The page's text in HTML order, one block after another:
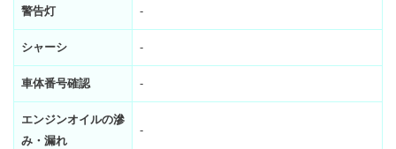
警告灯 -
シャーシ -
車体番号確認 -
エンジンオイルの滲
み・漏れ
-